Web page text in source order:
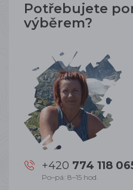
Potřebujete
výběrem?
+420 774 118
Po–pá: 8–15 hod.